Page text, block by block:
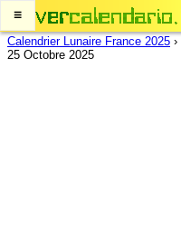
≡
Calendrier Lunaire France 2025 ›
25 Octobre 2025